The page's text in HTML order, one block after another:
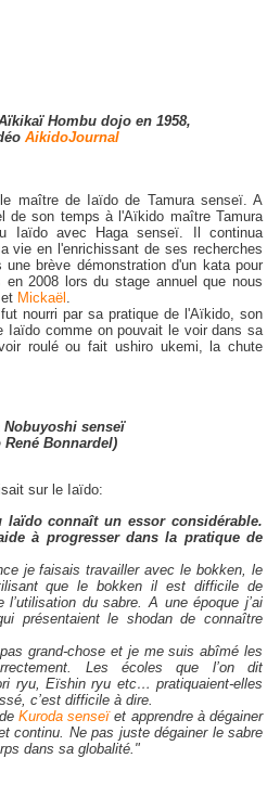
Hombu dojo en 1958,
AikidoJournal
maître de Iaïdo de Tamura senseï. A
de son temps à l'Aïkido maître Tamura
Iaïdo avec Haga senseï. Il continua
vie en l'enrichissant de ses recherches
brève démonstration d'un kata pour
2008 lors du stage annuel que nous
et Mickaël .
nourri par sa pratique de l'Aïkido, son
Iaïdo comme on pouvait le voir dans sa
roulé ou fait ushiro ukemi, la chute
Nobuyoshi senseï
René Bonnardel)
sur le Iaïdo:
Iaïdo connaît un essor considérable.
à progresser dans la pratique de
je faisais travailler avec le bokken, le
que le bokken il est difficile de
du sabre. A une époque j’ai
présentaient le shodan de connaître
grand-chose et je me suis abîmé les
Les écoles que l’on dit
ryu, Eïshin ryu etc… pratiquaient-elles
c’est difficile à dire.
Kuroda senseïet apprendre à dégainer
continu. Ne pas juste dégainer le sabre
dans sa globalité."